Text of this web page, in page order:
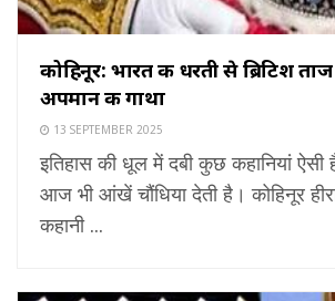
कोहिनूर: भारत की धरती से ब्रिटिश
अपमान की गाथा
13 SEPTEMBER 2025
इतिहास की धूल में दबी कुछ कहानियां
आज भी आंखें चौंधिया देती है। कोहिनूर
कहानी ...